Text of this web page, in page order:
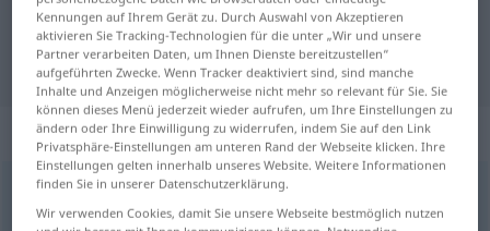
"litigate"
"litigate" Deutsch Übersetzung
„litigate“: transitive verb
litigate [ˈlitigeit; -tə-]v/t
Kennungen auf Ihrem Gerät zu. Durch Auswahl von Akzeptieren
aktivieren Sie Tracking-Technologien für die unter „Wir und unsere
Partner verarbeiten Daten, um Ihnen Dienste bereitzustellen“
aufgeführten Zwecke. Wenn Tracker deaktiviert sind, sind manche
Inhalte und Anzeigen möglicherweise nicht mehr so relevant für Sie. Sie
können dieses Menü jederzeit wieder aufrufen, um Ihre Einstellungen zu
ändern oder Ihre Einwilligung zu widerrufen, indem Sie auf den Link
Privatsphäre-Einstellungen am unteren Rand der Webseite klicken. Ihre
Einstellungen gelten innerhalb unseres Website. Weitere Informationen
finden Sie in unserer Datenschutzerklärung.
Wir verwenden Cookies, damit Sie unsere Webseite bestmöglich nutzen